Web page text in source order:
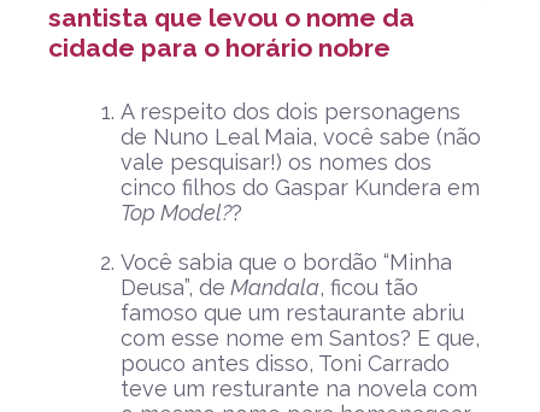
santista que levou o nome da
cidade para o horário nobre
A respeito dos dois personagens
de Nuno Leal Maia, você sabe (não
vale pesquisar!) os nomes dos
cinco filhos do Gaspar Kundera em
Top Model??
Você sabia que o bordão “Minha
Deusa”, de Mandala, ficou tão
famoso que um restaurante abriu
com esse nome em Santos? E que,
pouco antes disso, Toni Carrado
teve um resturante na novela com